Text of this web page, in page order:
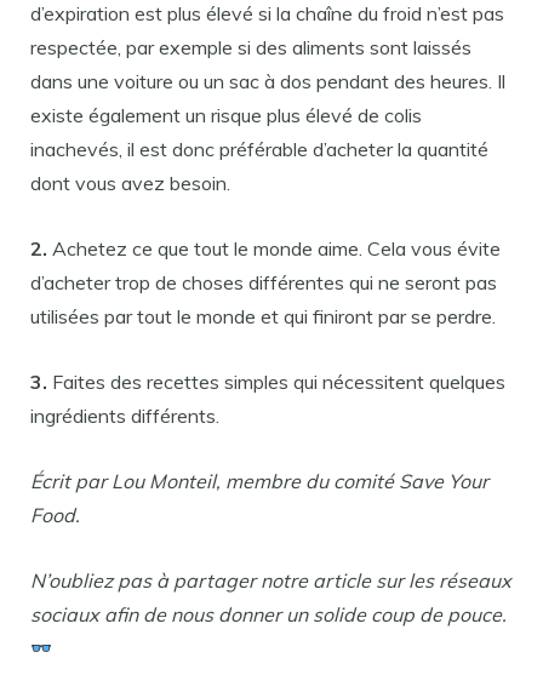
d’expiration est plus élevé si la chaîne du froid n’est pas
respectée, par exemple si des aliments sont laissés
dans une voiture ou un sac à dos pendant des heures. Il
existe également un risque plus élevé de colis
inachevés, il est donc préférable d’acheter la quantité
dont vous avez besoin.
2. Achetez ce que tout le monde aime. Cela vous évite
d’acheter trop de choses différentes qui ne seront pas
utilisées par tout le monde et qui finiront par se perdre.
3. Faites des recettes simples qui nécessitent quelques
ingrédients différents.
Écrit par Lou Monteil, membre du comité Save Your
Food.
N’oubliez pas à partager notre article sur les réseaux
sociaux afin de nous donner un solide coup de pouce.